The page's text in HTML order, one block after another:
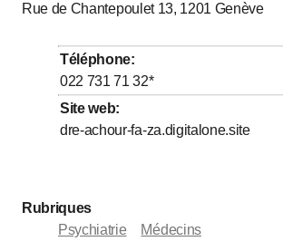
Rue de Chantepoulet 13, 1201 Genève
Téléphone:
022 731 71 32*
Site web:
dre-achour-fa-za.digitalone.site
Rubriques
Psychiatrie
Médecins